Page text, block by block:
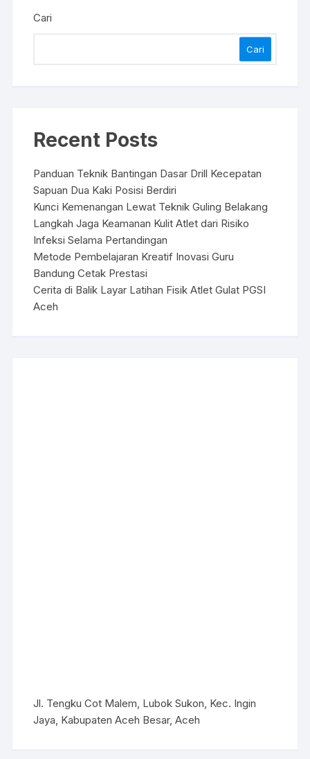
Cari
Cari
Recent Posts
Panduan Teknik Bantingan Dasar Drill Kecepatan
Sapuan Dua Kaki Posisi Berdiri
Kunci Kemenangan Lewat Teknik Guling Belakang
Langkah Jaga Keamanan Kulit Atlet dari Risiko
Infeksi Selama Pertandingan
Metode Pembelajaran Kreatif Inovasi Guru
Bandung Cetak Prestasi
Cerita di Balik Layar Latihan Fisik Atlet Gulat PGSI
Aceh
Jl. Tengku Cot Malem, Lubok Sukon, Kec. Ingin
Jaya, Kabupaten Aceh Besar, Aceh